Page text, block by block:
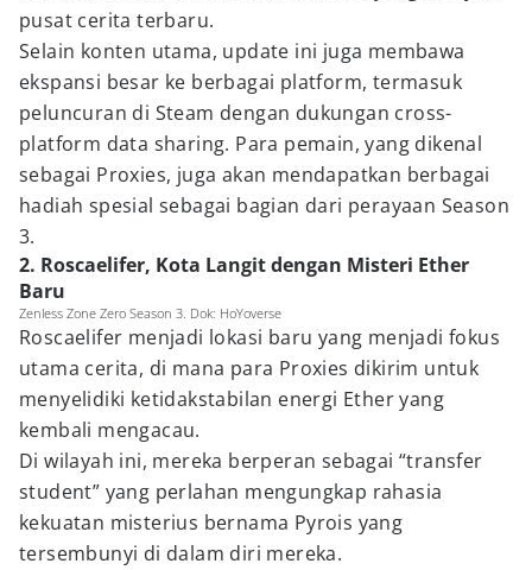
pusat cerita terbaru.
Selain konten utama, update ini juga membawa
ekspansi besar ke berbagai platform, termasuk
peluncuran di Steam dengan dukungan cross-
platform data sharing. Para pemain, yang dikenal
sebagai Proxies, juga akan mendapatkan berbagai
hadiah spesial sebagai bagian dari perayaan Season
3.
2. Roscaelifer, Kota Langit dengan Misteri Ether
Baru
Zenless Zone Zero Season 3. Dok: HoYoverse
Roscaelifer menjadi lokasi baru yang menjadi fokus
utama cerita, di mana para Proxies dikirim untuk
menyelidiki ketidakstabilan energi Ether yang
kembali mengacau.
Di wilayah ini, mereka berperan sebagai “transfer
student” yang perlahan mengungkap rahasia
kekuatan misterius bernama Pyrois yang
tersembunyi di dalam diri mereka.